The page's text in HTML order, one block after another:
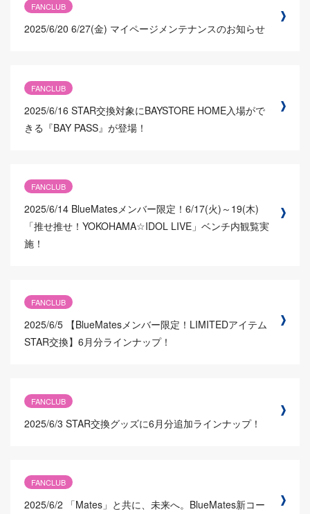
FANCLUB
2025/6/20 6/27(金) マイページメンテナンスのお知らせ
FANCLUB
2025/6/16 STAR交換対象にBAYSTORE HOME入場がで
きる『BAY PASS』が登場！
FANCLUB
2025/6/14 BlueMatesメンバー限定！6/17(火)～19(木)
「推せ推せ！YOKOHAMA☆IDOL LIVE」ベンチ内観覧実
施！
FANCLUB
2025/6/5 【BlueMatesメンバー限定！LIMITEDアイテム
STAR交換】6月分ラインナップ！
FANCLUB
2025/6/3 STAR交換グッズに6月分追加ラインナップ！
FANCLUB
2025/6/2
「Mates」と共に、未来へ。BlueMates新コー